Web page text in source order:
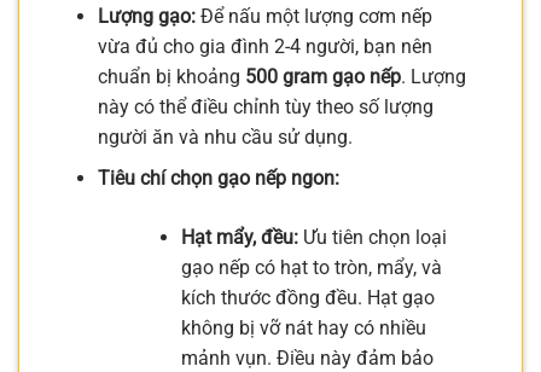
Lượng gạo:Để nấu một lượng cơm nếp
vừa đủ cho gia đình 2-4 người, bạn nên
chuẩn bị khoảng 500 gram gạo nếp. Lượng
này có thể điều chỉnh tùy theo số lượng
người ăn và nhu cầu sử dụng.
Tiêu chí chọn gạo nếp ngon:
Hạt mẩy, đều:Ưu tiên chọn loại
gạo nếp có hạt to tròn, mẩy, và
kích thước đồng đều. Hạt gạo
không bị vỡ nát hay có nhiều
mảnh vụn. Điều này đảm bảo